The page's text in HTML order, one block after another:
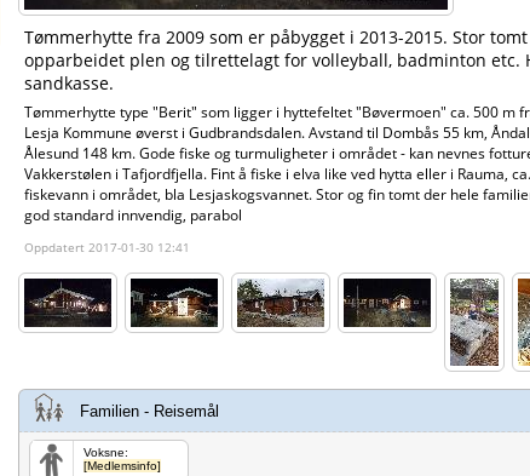
Tømmerhytte fra 2009 som er påbygget i 2013-2015. Stor
opparbeidet plen og tilrettelagt for volleyball, badminton etc.
sandkasse.
Tømmerhytte type "Berit" som ligger i hyttefeltet "Bøvermoen" ca. 500 m
Lesja Kommune øverst i Gudbrandsdalen. Avstand til Dombås 55 km,
Ålesund 148 km. Gode fiske og turmuligheter i området - kan nevnes
Vakkerstølen i Tafjordfjella. Fint å fiske i elva like ved hytta eller i Rauma,
fiskevann i området, bla Lesjaskogsvannet. Stor og fin tomt der hele
god standard innvendig, parabol
Oppdatert 2017-01-30 12:41
Familien - Reisemål
Voksne:
[Medlemsinfo]